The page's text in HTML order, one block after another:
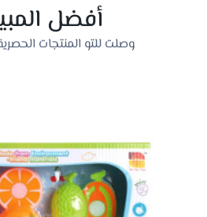
أفضل
وصلت للتو المنتجات